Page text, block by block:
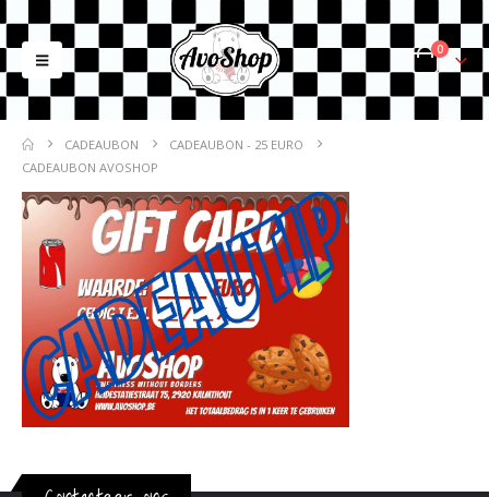
0
CADEAUBON
CADEAUBON - 25 EURO
CADEAUBON AVOSHOP